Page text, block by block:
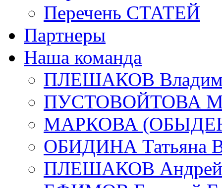
Перечень СТАТЕЙ
Партнеры
Наша команда
ПЛЕШАКОВ
ПУСТОВОЙТОВА
МАРКОВА
ОБИДИНА Татьяна
ПЛЕШАКОВ Андрей